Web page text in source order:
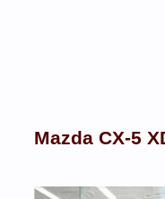
Mazda CX-5